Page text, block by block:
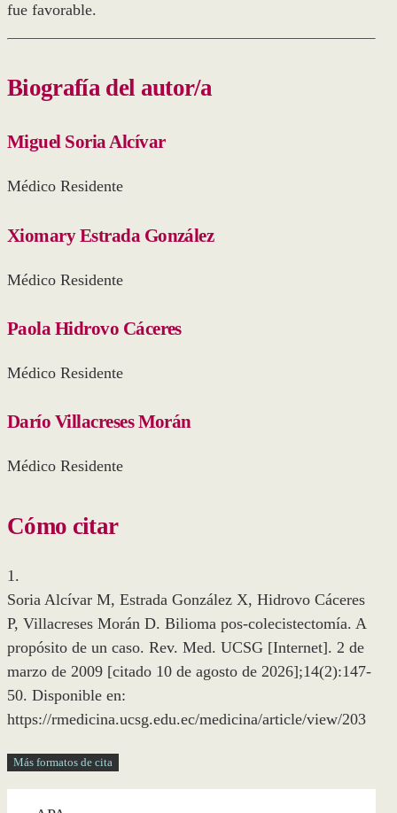
fue favorable.
Biografía del autor/a
Miguel Soria Alcívar
Médico Residente
Xiomary Estrada González
Médico Residente
Paola Hidrovo Cáceres
Médico Residente
Darío Villacreses Morán
Médico Residente
Cómo citar
1.
Soria Alcívar M, Estrada González X, Hidrovo Cáceres
P, Villacreses Morán D. Bilioma pos-colecistectomía. A
propósito de un caso. Rev. Med. UCSG [Internet]. 2 de
marzo de 2009 [citado 10 de agosto de 2026];14(2):147-
50. Disponible en:
https://rmedicina.ucsg.edu.ec/medicina/article/view/203
Más formatos de cita